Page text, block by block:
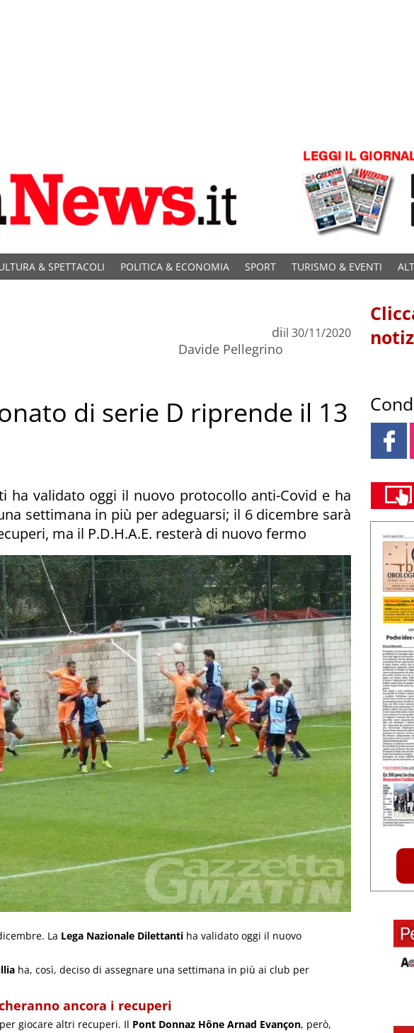
& SPETTACOLI POLITICA & ECONOMIA SPORT TURISMO & EVENTI
di
Davide Pellegrino
il 30/11/2020
di serie D riprende il 13
ha validato oggi il nuovo protocollo anti-Covid e ha
settimana in più per adeguarsi; il 6 dicembre sarà
ma il P.D.H.A.E. resterà di nuovo fermo
La Lega Nazionale Dilettanti ha validato oggi il nuovo
ha, così, deciso di assegnare una settimana in più ai club per
ancora i recuperi
giocare altri recuperi. Il Pont Donnaz Hône Arnad Evançon, però,